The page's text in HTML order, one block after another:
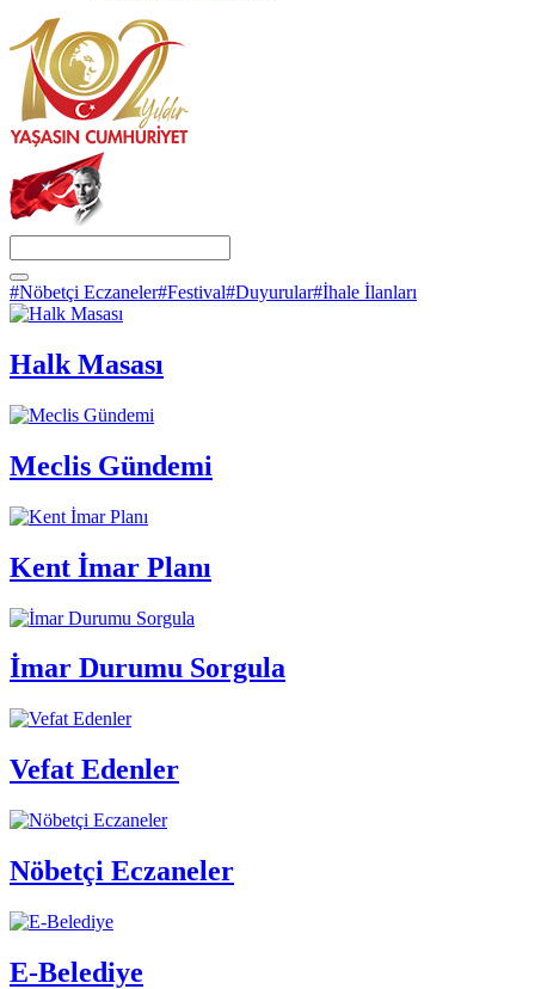
#Nöbetçi Eczaneler#Festival#Duyurular#İhale İlanları
Halk Masası
Meclis Gündemi
Kent İmar Planı
İmar Durumu Sorgula
Vefat Edenler
Nöbetçi Eczaneler
E-Belediye